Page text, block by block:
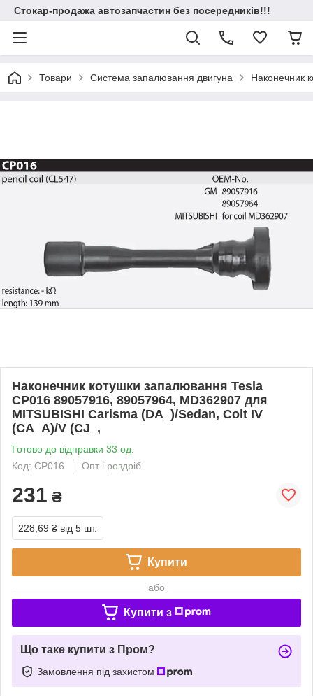
Стокар-продажа автозапчастин без посередників!!!
Товари Система запалювання двигуна Наконечник
Наконечник котушки запалювання Tesla
CP016 89057916, 89057964, MD362907 для
MITSUBISHI Carisma (DA_)/Sedan, Colt IV
(CA_A)/V (CJ_,
Готово до відправки 33 од.
Код: CP016
Опт і роздріб
231 ₴
228,69 ₴ від 5 шт.
Купити
або
Купити з
Що таке купити з Пром?
Замовлення під захистом